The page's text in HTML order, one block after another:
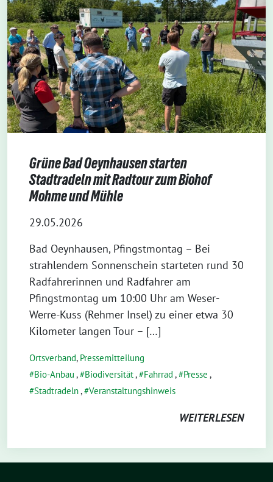
Grüne Bad Oeynhausen starten
Stadtradeln mit Radtour zum Biohof
Mohme und Mühle
29.05.2026
Bad Oeynhausen, Pfingstmontag – Bei
strahlendem Sonnenschein starteten rund 30
Radfahrerinnen und Radfahrer am
Pfingstmontag um 10:00 Uhr am Weser-
Werre-Kuss (Rehmer Insel) zu einer etwa 30
Kilometer langen Tour – […]
Ortsverband, Pressemitteilung
Bio-Anbau , Biodiversität, Fahrrad , Presse ,
Stadtradeln, Veranstaltungshinweis
WEITERLESEN